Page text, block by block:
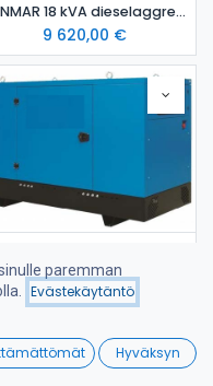
Suosituimmat
Wishlist
YANMAR 18 kVA dieselaggregaatti avoin STAGE 5 - dieselgeneraattori
9 620,00 €
11 550,00€
paremman
Evästekäytäntö
Hyväksyn